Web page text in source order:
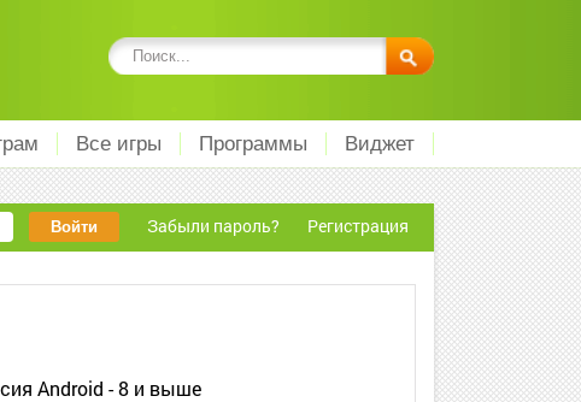
Все игры Программы Виджет
Забыли пароль? Регистрация
Android - 8 и выше